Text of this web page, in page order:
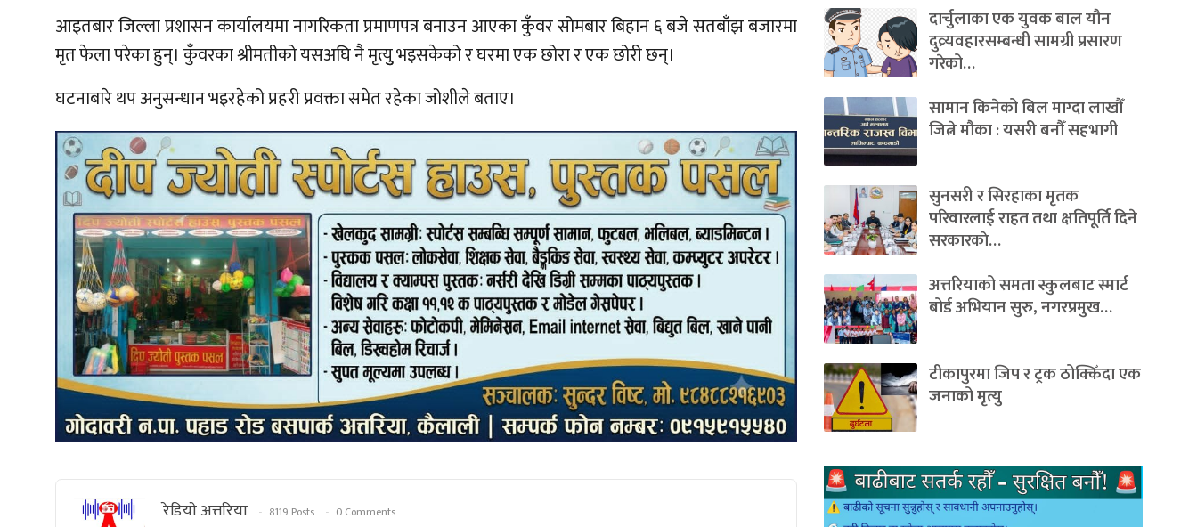
आइतबार जिल्ला प्रशासन कार्यालयमा नागरिकता प्रमाणपत्र बनाउन आएका कुँवर सोमबार बिहान ६ बजे सतबाँझ बजारमा
मृत फेला परेका हुन्। कुँवरका श्रीमतीको यसअघि नै मृत्युु भइसकेको र घरमा एक छोरा र एक छोरी छन्।
घटनाबारे थप अनुसन्धान भइरहेको प्रहरी प्रवक्ता समेत रहेका जोशीले बताए।
रेडियाे अत्तरिया 8119 Posts 0 Comments
दार्चुलाका एक युवक बाल यौन
दुव्र्यवहारसम्बन्धी सामग्री प्रसारण
गरेको…
सामान किनेको बिल माग्दा लाखौँ
जित्ने मौका : यसरी बनौँ सहभागी
सुनसरी र सिरहाका मृतक
परिवारलाई राहत तथा क्षतिपूर्ति दिने
सरकारकाे…
अत्तरियाको समता स्कुलबाट स्मार्ट
बोर्ड अभियान सुरु, नगरप्रमुख…
टीकापुरमा जिप र ट्रक ठोक्किँदा एक
जनाको मृत्यु